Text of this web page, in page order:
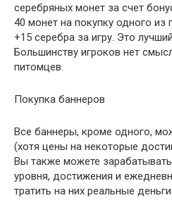
серебряных монет за счет
40 монет на покупку одного
+15 серебра за игру. Это
Большинству игроков нет
питомцев.
Покупка баннеров
Все баннеры, кроме одного,
(хотя цены на некоторые
Вы также можете
уровня, достижения и
тратить на них реальные